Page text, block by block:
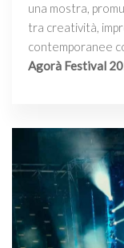
una mostra,
tra creatività,
contemporanee
Agorà Festival